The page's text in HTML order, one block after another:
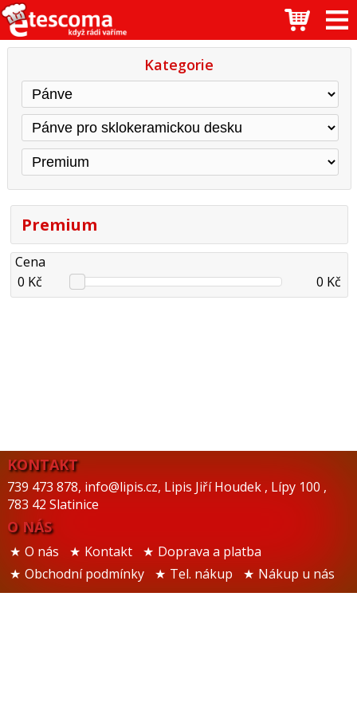
Kategorie
Premium
Cena
0 Kč
0 Kč
KONTAKT
739 473 878, info@lipis.cz, Lipis Jiří Houdek , Lípy 100 ,
783 42 Slatinice
O NÁS
O nás Kontakt
Doprava a platba
Obchodní podmínky
Tel. nákup Nákup u nás